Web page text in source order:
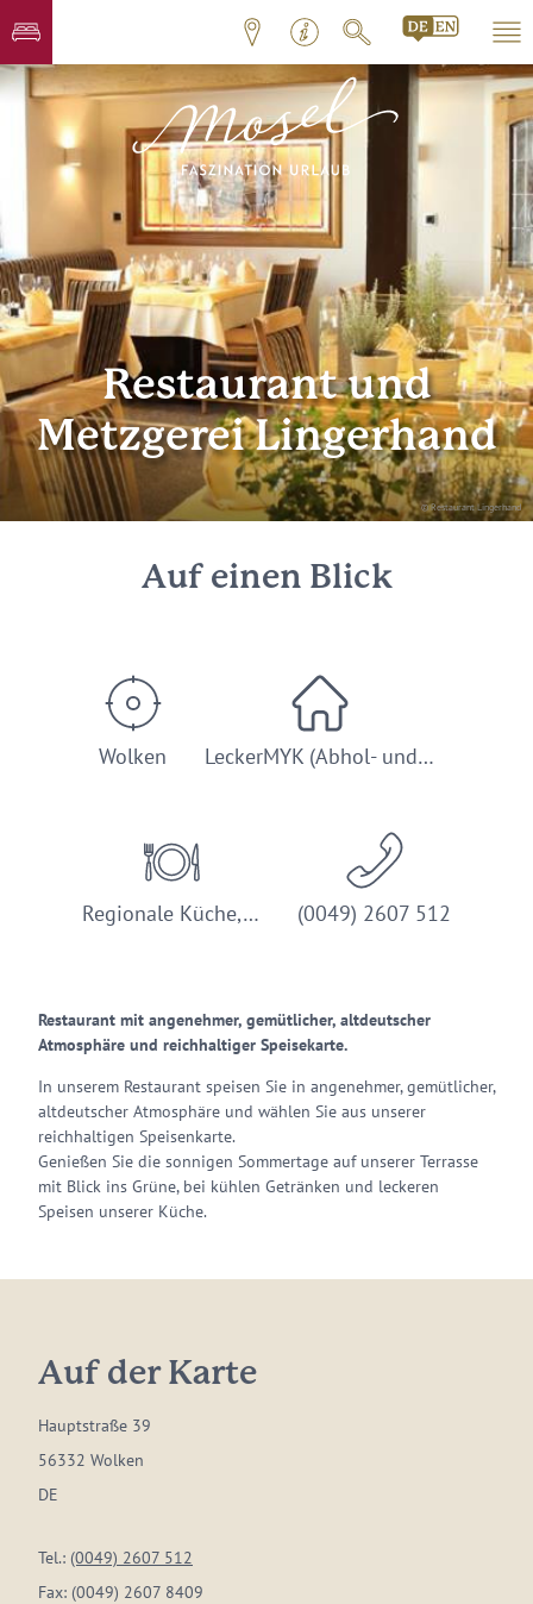
© Restaurant Lingerhand
Restaurant und
Metzgerei Lingerhand
Auf einen Blick
Wolken LeckerMYK (Abhol- und…
Regionale Küche,… (0049) 2607 512
Restaurant mit angenehmer, gemütlicher, altdeutscher
Atmosphäre und reichhaltiger Speisekarte.
In unserem Restaurant speisen Sie in angenehmer, gemütlicher,
altdeutscher Atmosphäre und wählen Sie aus unserer
reichhaltigen Speisenkarte.
Genießen Sie die sonnigen Sommertage auf unserer Terrasse
mit Blick ins Grüne, bei kühlen Getränken und leckeren
Speisen unserer Küche.
Auf der Karte
Hauptstraße 39
56332 Wolken
DE
Tel.: (0049) 2607 512
Fax: (0049) 2607 8409